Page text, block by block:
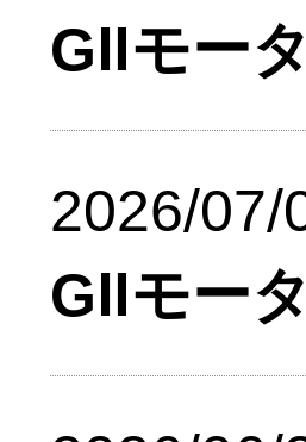
GⅡモー
2026/07/
GⅡモー